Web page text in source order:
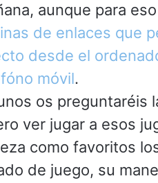
aunque para
de enlaces que
desde el
móvil.
os preguntaréis
ver jugar a esos
como favoritos
de juego, su